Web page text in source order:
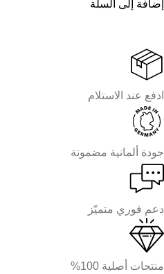
إضافة إلى السلة
ادفع عند الاستلام
جودة ألمانية مضمونة
دعم فوري متميّز
منتجات أصلية 100%